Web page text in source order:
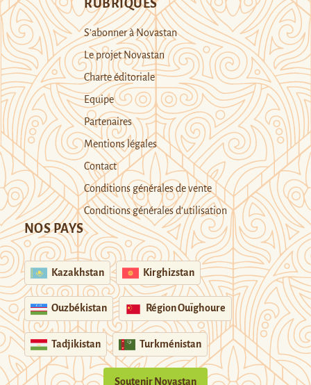
RUBRIQUES
S’abonner à Novastan
Le projet Novastan
Charte éditoriale
Equipe
Partenaires
Mentions légales
Contact
Conditions générales de vente
Conditions générales d’utilisation
NOS PAYS
Kazakhstan Kirghizstan
Ouzbékistan Région Ouïghoure
Tadjikistan Turkménistan
Soutenir Novastan